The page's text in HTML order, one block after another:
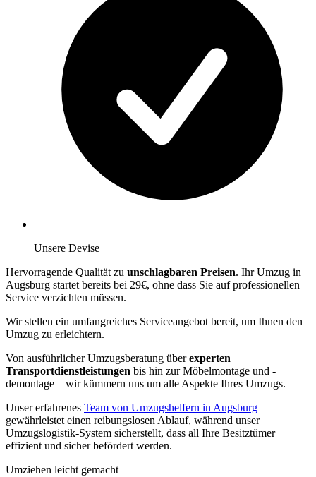
Unsere Devise
Hervorragende Qualität zu unschlagbaren Preisen. Ihr Umzug in
Augsburg startet bereits bei 29€, ohne dass Sie auf professionellen
Service verzichten müssen.
Wir stellen ein umfangreiches Serviceangebot bereit, um Ihnen den
Umzug zu erleichtern.
Von ausführlicher Umzugsberatung überexperten
Transportdienstleistungen bis hin zur Möbelmontage und -
demontage – wir kümmern uns um alle Aspekte Ihres Umzugs.
Unser erfahrenes Team von Umzugshelfern in Augsburg
gewährleistet einen reibungslosen Ablauf, während unser
Umzugslogistik-System sicherstellt, dass all Ihre Besitztümer
effizient und sicher befördert werden.
Umziehen leicht gemacht